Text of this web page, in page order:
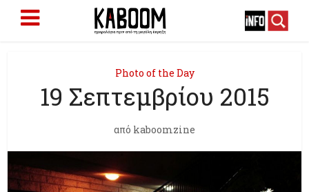
Photo of the Day
19 Σεπτεμβρίου 2015
από kaboomzine